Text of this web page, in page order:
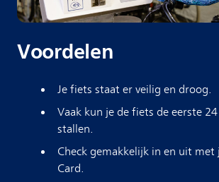
Voordelen
Je fiets staat er veilig en droog.
Vaak kun je de fiets de eerste
stallen.
Check gemakkelijk in en uit met
Card.